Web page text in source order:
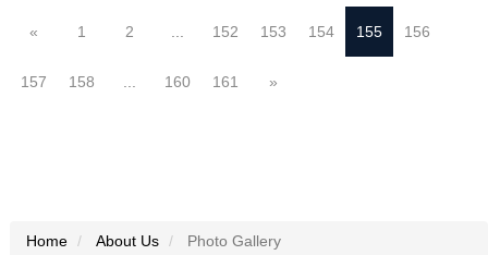
« 1 2 152 153 154 155 156
157 158 160 161 »
Home About Us Photo Gallery